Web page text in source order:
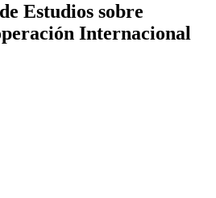
Estudios sobre
Internacional